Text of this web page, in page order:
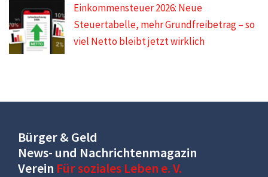
Einkommensteuer 2026: Neue
Steuertabelle, mehr Grundfreibetrag – so
viel Netto bleibt jetzt wirklich
Bürger & Geld
News- und Nachrichtenmagazin
Verein Für soziales Leben e. V.